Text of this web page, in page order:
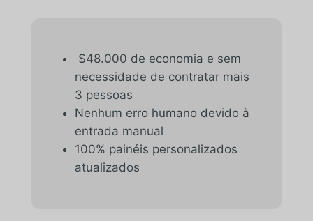
$48.000 de economia e sem
necessidade de contratar mais
3 pessoas
Nenhum erro humano devido à
entrada manual
100% painéis personalizados
atualizados